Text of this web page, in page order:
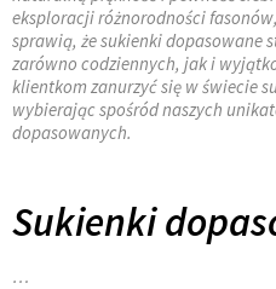
eksploracji różnorodności
sprawią, że sukienki dopasowane
zarówno codziennych, jak i
klientkom zanurzyć się w świecie
wybierając spośród naszych
dopasowanych.
Sukienki
…